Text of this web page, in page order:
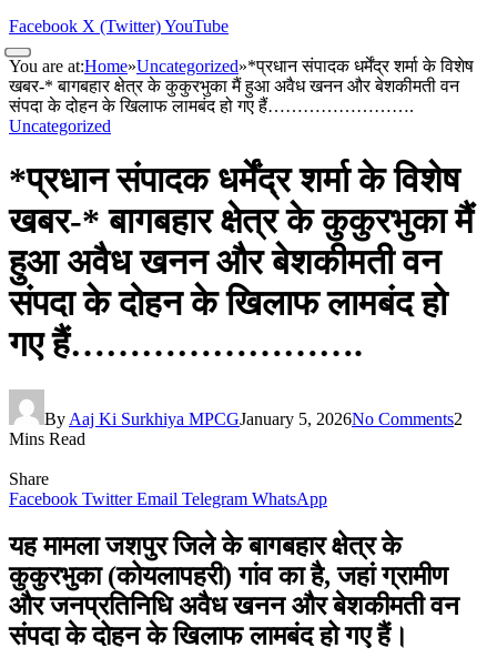
Facebook X (Twitter)YouTube
You are at:Home»Uncategorized»*प्रधान संपादक धर्मेंद्र शर्मा के विशेष
खबर-* बागबहार क्षेत्र के कुकुरभुका मैं हुआ अवैध खनन और बेशकीमती वन
संपदा के दोहन के खिलाफ लामबंद हो गए हैं…………………….
Uncategorized
*प्रधान संपादक धर्मेंद्र शर्मा के विशेष
खबर-* बागबहार क्षेत्र के कुकुरभुका मैं
हुआ अवैध खनन और बेशकीमती वन
संपदा के दोहन के खिलाफ लामबंद हो
गए हैं…………………….
By Aaj Ki Surkhiya MPCGJanuary 5, 2026No Comments2
Mins Read
Share
Facebook Twitter Email Telegram WhatsApp
यह मामला जशपुर जिले के बागबहार क्षेत्र के
कुकुरभुका (कोयलापहरी) गांव का है, जहां ग्रामीण
और जनप्रतिनिधि अवैध खनन और बेशकीमती वन
संपदा के दोहन के खिलाफ लामबंद हो गए हैं।